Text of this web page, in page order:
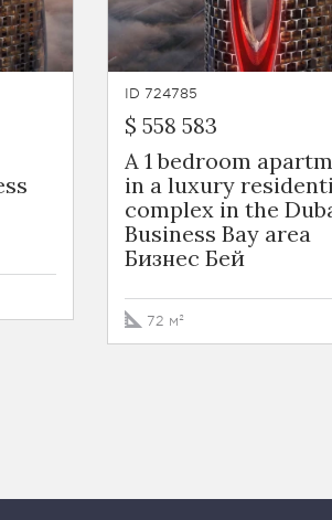
ID 724785
$ 558 583
A 1 bedroom
in a luxury
complex in the
Business Bay area
Бизнес Бей
72 м²